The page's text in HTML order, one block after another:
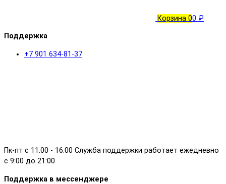
Корзина 00 ₽
Поддержка
+7 901 634-81-37
Пк-пт с 11.00 - 16.00 Служба поддержки работает ежедневно
с 9:00 до 21:00
Поддержка в мессенджере